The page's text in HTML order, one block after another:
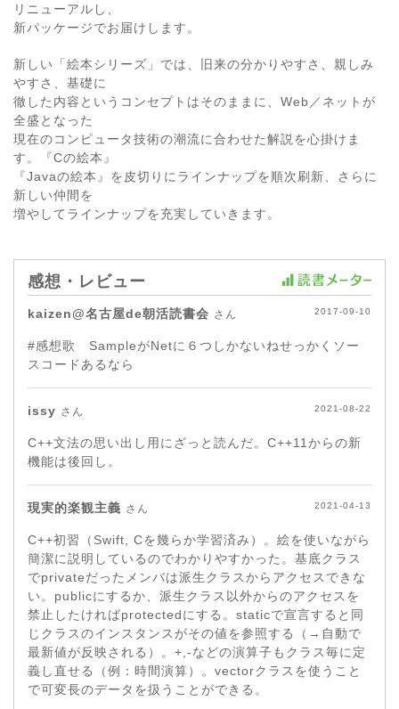
リニューアルし、
新パッケージでお届けします。
新しい「絵本シリーズ」では、旧来の分かりやすさ、親しみ
やすさ、基礎に
徹した内容というコンセプトはそのままに、Web／ネットが
全盛となった
現在のコンピュータ技術の潮流に合わせた解説を心掛けま
す。『Cの絵本』
『Javaの絵本』を皮切りにラインナップを順次刷新、さらに
新しい仲間を
増やしてラインナップを充実していきます。
感想・レビュー
kaizen@名古屋de朝活読書会 さん 2017-09-10
#感想歌 SampleがNetに６つしかないねせっかくソー
スコードあるなら
issy さん 2021-08-22
C++文法の思い出し用にざっと読んだ。C++11からの新
機能は後回し。
現実的楽観主義 さん 2021-04-13
C++初習（Swift, Cを幾らか学習済み）。絵を使いながら
簡潔に説明しているのでわかりやすかった。基底クラス
でprivateだったメンバは派生クラスからアクセスできな
い。publicにするか、派生クラス以外からのアクセスを
禁止したければprotectedにする。staticで宣言すると同
じクラスのインスタンスがその値を参照する（→自動で
最新値が反映される）。+,-などの演算子もクラス毎に定
義し直せる（例：時間演算）。vectorクラスを使うこと
で可変長のデータを扱うことができる。